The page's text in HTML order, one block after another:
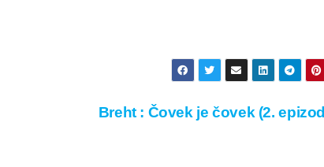
Breht : Čovek je čovek (2.